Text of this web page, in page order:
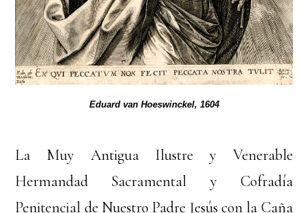
Eduard van Hoeswinckel, 1604
La Muy Antigua Ilustre y Venerable
Hermandad Sacramental y Cofradía
Penitencial de Nuestro Padre Jesús con la Caña